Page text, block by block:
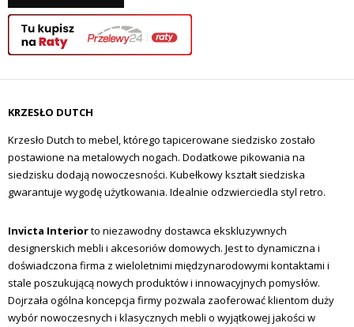
KRZESŁO DUTCH
Krzesło Dutch to mebel, którego tapicerowane siedzisko zostało
postawione na metalowych nogach. Dodatkowe pikowania na
siedzisku dodają nowoczesności. Kubełkowy kształt siedziska
gwarantuje wygodę użytkowania. Idealnie odzwierciedla styl retro.
Invicta Interiorto niezawodny dostawca ekskluzywnych
designerskich mebli i akcesoriów domowych. Jest to dynamiczna i
doświadczona firma z wieloletnimi międzynarodowymi kontaktami i
stale poszukującą nowych produktów i innowacyjnych pomysłów.
Dojrzała ogólna koncepcja firmy pozwala zaoferować klientom duży
wybór nowoczesnych i klasycznych mebli o wyjątkowej jakości w